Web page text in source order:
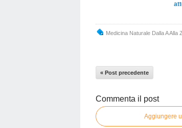
Medicina Naturale Dalla A Alla Z
« Post precedente
Commenta il post
Aggiungere